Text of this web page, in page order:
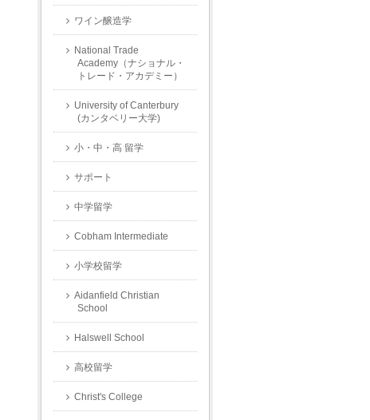
ワイン醸造学
National Trade
Academy（ナショナル・
トレード・アカデミー）
University of Canterbury
(カンタベリー大学)
小・中・高 留学
サポート
中学留学
Cobham Intermediate
小学校留学
Aidanfield Christian
School
Halswell School
高校留学
Christ's College